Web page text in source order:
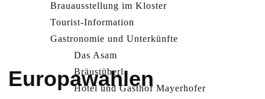
Brauausstellung im Kloster
Tourist-Information
Gastronomie und Unterkünfte
Das Asam
Bräustüberl
Hotel und Gasthof Mayerhofer
Europawahlen